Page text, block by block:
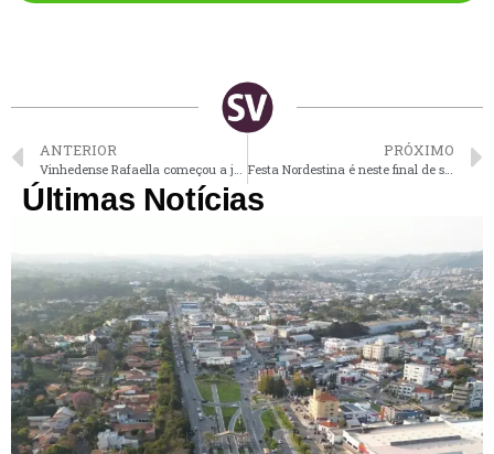
ANTERIOR
Vinhedense Rafaella começou a jogar vôlei por incentivo da mãe
PRÓXIMO
Festa Nordestina é neste final de semana no Pq. Municipal de Valinhos
Últimas Notícias